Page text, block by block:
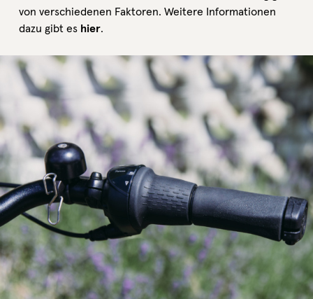
von verschiedenen Faktoren. Weitere Informationen
dazu gibt es hier.